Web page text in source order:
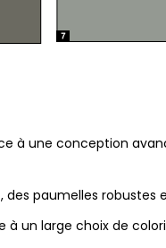
à une conception
paumelles
un large choix de